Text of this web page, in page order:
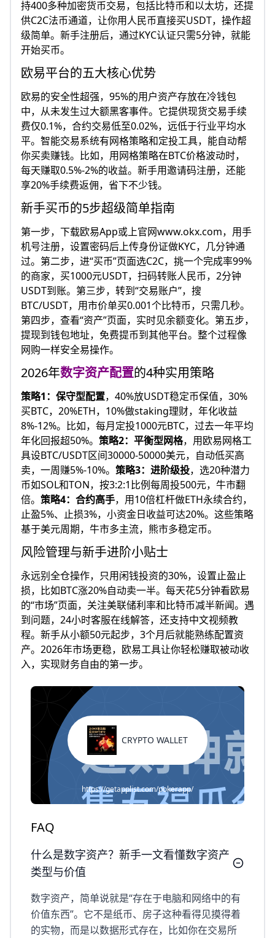
持400多种加密货币交易，包括比特币和以太坊，还提
供C2C法币通道，让你用人民币直接买USDT，操作超
级简单。新手注册后，通过KYC认证只需5分钟，就能
开始买币。
欧易平台的五大核心优势
欧易的安全性超强，95%的用户资产存放在冷钱包
中，从未发生过大额黑客事件。它提供现货交易手续
费仅0.1%，合约交易低至0.02%，远低于行业平均水
平。智能交易系统有网格策略和定投工具，能自动帮
你买卖赚钱。比如，用网格策略在BTC价格波动时，
每天赚取0.5%-2%的收益。新手用邀请码注册，还能
享20%手续费返佣，省下不少钱。
新手买币的5步超级简单指南
第一步，下载欧易App或上官网www.okx.com，用手
机号注册，设置密码后上传身份证做KYC，几分钟通
过。第二步，进“买币”页面选C2C，挑一个完成率99%
的商家，买1000元USDT，扫码转账人民币，2分钟
USDT到账。第三步，转到“交易账户”，搜
BTC/USDT，用市价单买0.001个比特币，只需几秒。
第四步，查看“资产”页面，实时见余额变化。第五步，
提现到钱包地址，免费提币到其他平台。整个过程像
网购一样安全易操作。
2026年数字资产配置的4种实用策略
策略1：保守型配置，40%放USDT稳定币保值，30%
买BTC，20%ETH，10%做staking理财，年化收益
8%-12%。比如，每月定投1000元BTC，过去一年平均
年化回报超50%。 策略2：平衡型网格，用欧易网格工
具设BTC/USDT区间30000-50000美元，自动低买高
卖，一周赚5%-10%。 策略3：进阶级投，选20种潜力
币如SOL和TON，按3:2:1比例每周投500元，牛市翻
倍。 策略4：合约高手，用10倍杠杆做ETH永续合约，
止盈5%、止损3%，小资金日收益可达20%。这些策略
基于美元周期，牛市多主流，熊市多稳定币。
风险管理与新手进阶小贴士
永远别全仓操作，只用闲钱投资的30%，设置止盈止
损，比如BTC涨20%自动卖一半。每天花5分钟看欧易
的“市场”页面，关注美联储利率和比特币减半新闻。遇
到问题，24小时客服在线解答，还支持中文视频教
程。新手从小额50元起步，3个月后就能熟练配置资
产。2026年市场更稳，欧易工具让你轻松赚取被动收
入，实现财务自由的第一步。
CRYPTO WALLET
https://getapplist.com/pokerapp/
FAQ
什么是数字资产？新手一文看懂数字资产
类型与价值
数字资产，简单说就是“存在于电脑和网络中的有
价值东西”。它不是纸币、房子这种看得见摸得着
的实物，而是以数据形式存在，比如你在交易所